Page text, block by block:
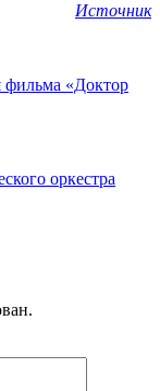
Источник
фильма «Доктор
оркестра